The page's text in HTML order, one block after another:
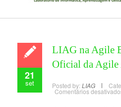
21
set
LIAG na Agile
Oficial da
Posted by: LIAG
Comentários